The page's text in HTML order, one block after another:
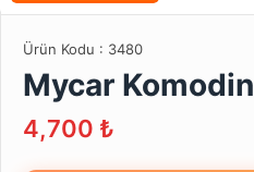
Ürün Kodu : 3480
Mycar Komodin
4,700 ₺